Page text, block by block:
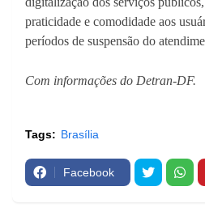
praticidade e comodidade aos
períodos de suspensão do
Com informações do Detran-DF.
Tags: Brasília
Facebook